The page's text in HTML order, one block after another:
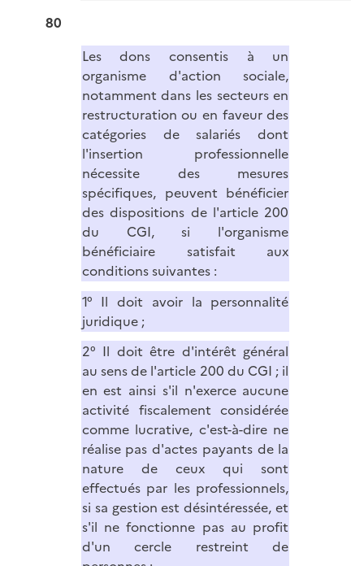
80
Les dons consentis à un
organisme d'action sociale,
notamment dans les secteurs en
restructuration ou en faveur des
catégories de salariés dont
l'insertion professionnelle
nécessite des mesures
spécifiques, peuvent bénéficier
des dispositions de l'article 200
du CGI, si l'organisme
bénéficiaire satisfait aux
conditions suivantes :
1° Il doit avoir la personnalité
juridique ;
2° Il doit être d'intérêt général
au sens de l'article 200 du CGI ; il
en est ainsi s'il n'exerce aucune
activité fiscalement considérée
comme lucrative, c'est-à-dire ne
réalise pas d'actes payants de la
nature de ceux qui sont
effectués par les professionnels,
si sa gestion est désintéressée, et
s'il ne fonctionne pas au profit
d'un cercle restreint de